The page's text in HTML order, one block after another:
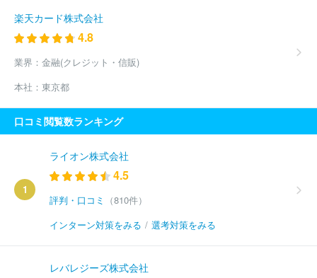
楽天カード株式会社
4.8
業界： 金融(クレジット・信販)
本社： 東京都
口コミ閲覧数ランキング
1
ライオン株式会社
4.5
評判・口コミ
（810件）
インターン対策をみる / 選考対策をみる
レバレジーズ株式会社